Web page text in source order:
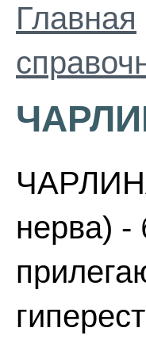
Главная
нерва) -